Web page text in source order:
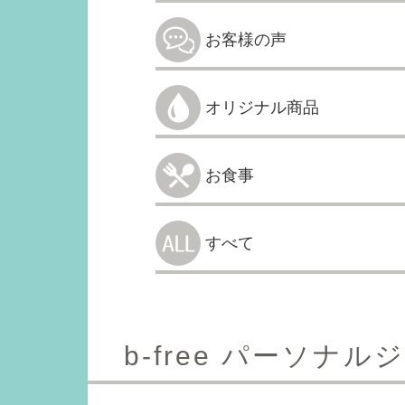
お客様の声
オリジナル商品
お食事
すべて
b-free パーソナル